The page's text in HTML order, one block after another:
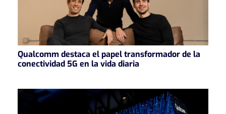
Qualcomm destaca el papel transformador de la
conectividad 5G en la vida diaria